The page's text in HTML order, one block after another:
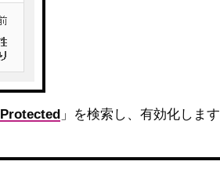
」を検索し、有効化します